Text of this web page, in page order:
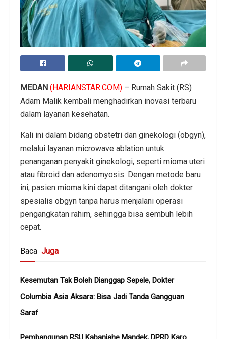
MEDAN (HARIANSTAR.COM) – Rumah Sakit (RS)
Adam Malik kembali menghadirkan inovasi terbaru
dalam layanan kesehatan.
Kali ini dalam bidang obstetri dan ginekologi (obgyn),
melalui layanan microwave ablation untuk
penanganan penyakit ginekologi, seperti mioma uteri
atau fibroid dan adenomyosis. Dengan metode baru
ini, pasien mioma kini dapat ditangani oleh dokter
spesialis obgyn tanpa harus menjalani operasi
pengangkatan rahim, sehingga bisa sembuh lebih
cepat.
Baca Juga
Kesemutan Tak Boleh Dianggap Sepele, Dokter
Columbia Asia Aksara: Bisa Jadi Tanda Gangguan
Saraf